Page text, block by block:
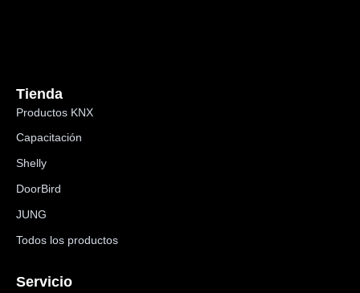
Tienda
Productos KNX
Capacitación
Shelly
DoorBird
JUNG
Todos los productos
Servicio